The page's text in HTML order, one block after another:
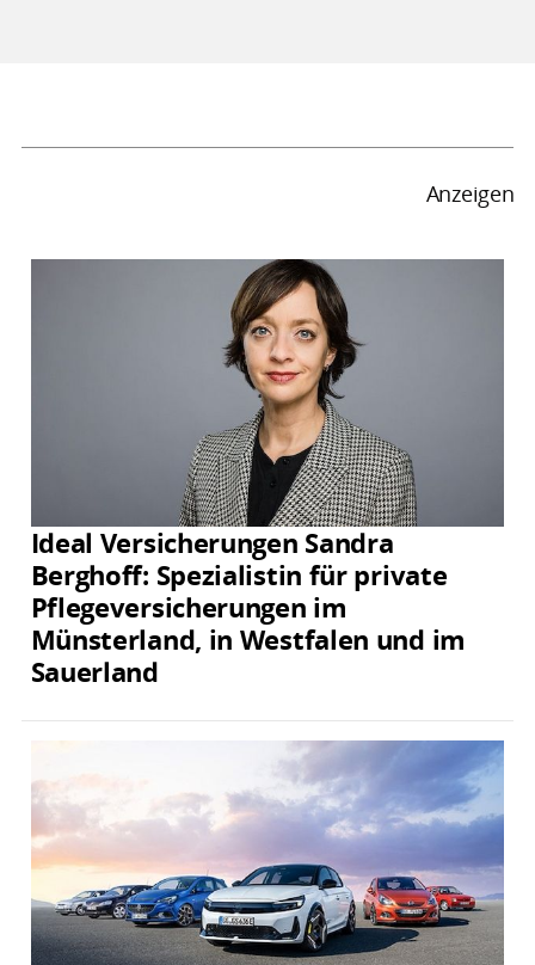
Anzeigen
Ideal Versicherungen Sandra
Berghoff: Spezialistin für private
Pflegeversicherungen im
Münsterland, in Westfalen und im
Sauerland